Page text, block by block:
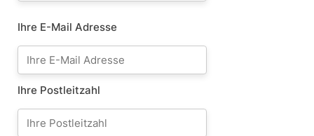
Ihre E-Mail Adresse
Ihre Postleitzahl